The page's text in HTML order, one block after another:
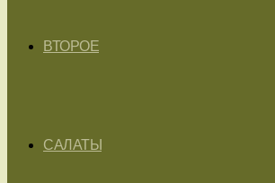
ВТОРОЕ
САЛАТЫ